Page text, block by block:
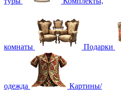
комнаты Подарки
одежда Картины/